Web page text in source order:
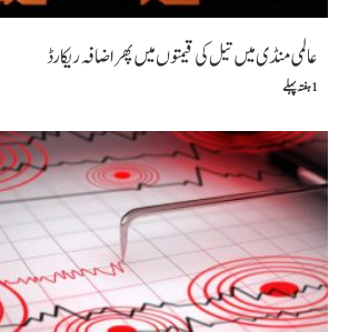
عالمی منڈی میں تیل کی قیمتوں میں پھر اضافہ ریکارڈ
1 ہفتہ پہلے